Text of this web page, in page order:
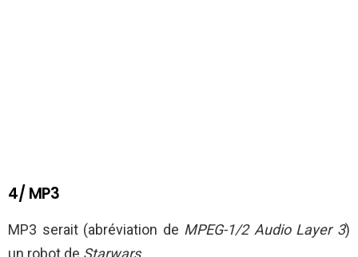
4/ MP3
MP3 serait (abréviation de MPEG-1/2 Audio Layer 3)
un robot de Starwars…